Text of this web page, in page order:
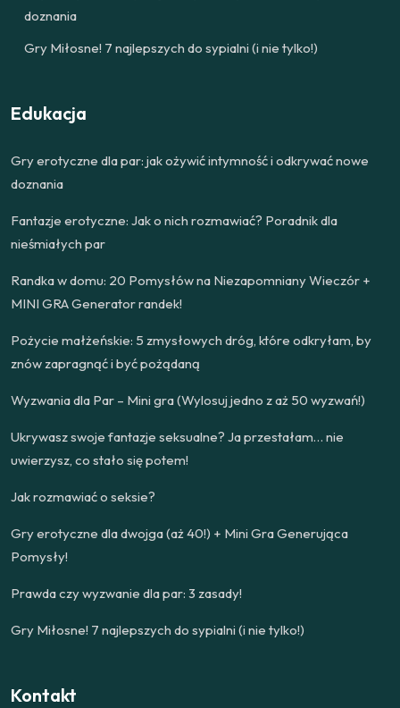
doznania
Gry Miłosne! 7 najlepszych do sypialni (i nie tylko!)
Edukacja
Gry erotyczne dla par: jak ożywić intymność i odkrywać nowe
doznania
Fantazje erotyczne: Jak o nich rozmawiać? Poradnik dla
nieśmiałych par
Randka w domu: 20 Pomysłów na Niezapomniany Wieczór +
MINI GRA Generator randek!
Pożycie małżeńskie: 5 zmysłowych dróg, które odkryłam, by
znów zapragnąć i być pożądaną
Wyzwania dla Par – Mini gra (Wylosuj jedno z aż 50 wyzwań!)
Ukrywasz swoje fantazje seksualne? Ja przestałam… nie
uwierzysz, co stało się potem!
Jak rozmawiać o seksie?
Gry erotyczne dla dwojga (aż 40!) + Mini Gra Generująca
Pomysły!
Prawda czy wyzwanie dla par: 3 zasady!
Gry Miłosne! 7 najlepszych do sypialni (i nie tylko!)
Kontakt